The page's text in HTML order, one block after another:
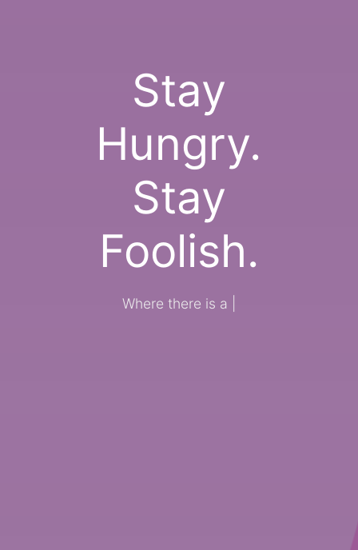
Stay
Hungry.
Stay
Foolish.
Where there is a wil